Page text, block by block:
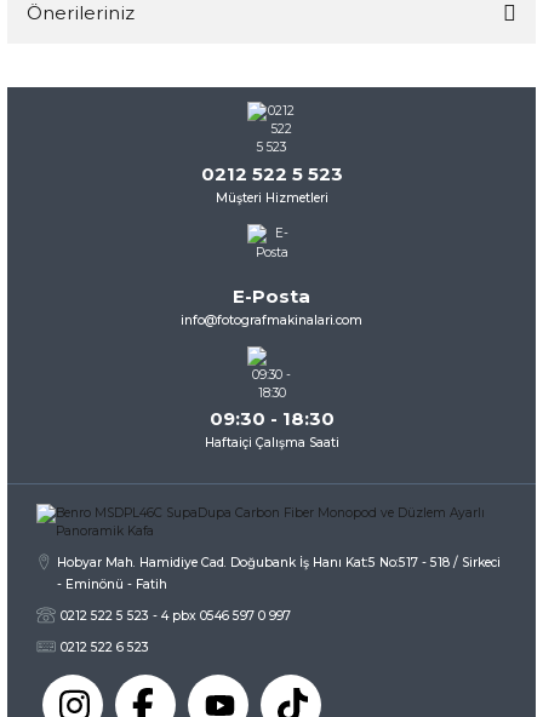
Önerileriniz
konularda yetersiz gördüğünüz noktaları öneri formunu
kullanarak tarafımıza iletebilirsiniz.
Görüş ve önerileriniz için teşekkür ederiz.
Ürün resmi kalitesiz, bozuk veya görüntülenemiyor.
Ürün açıklamasında eksik bilgiler bulunuyor.
Ürün fiyatı diğer sitelerden daha pahalı.
0212 522 5 523
Müşteri Hizmetleri
E-Posta
info@fotografmakinalari.com
09:30 - 18:30
Haftaiçi Çalışma Saati
Hobyar Mah. Hamidiye Cad. Doğubank İş Hanı Kat:5 No:517 - 518 / Sirkeci
- Eminönü - Fatih
0212 522 5 523 - 4 pbx 0546 597 0 997
0212 522 6 523